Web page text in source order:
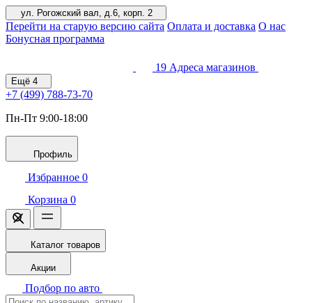
ул. Рогожский вал, д.6, корп. 2
Перейти на старую версию сайта Оплата и доставка О нас
Бонусная программа
19 Адреса магазинов
Ещё 4
+7 (499) 788-73-70
Пн-Пт 9:00-18:00
Профиль
Избранное 0
Корзина 0
Каталог товаров
Акции
Подбор по авто